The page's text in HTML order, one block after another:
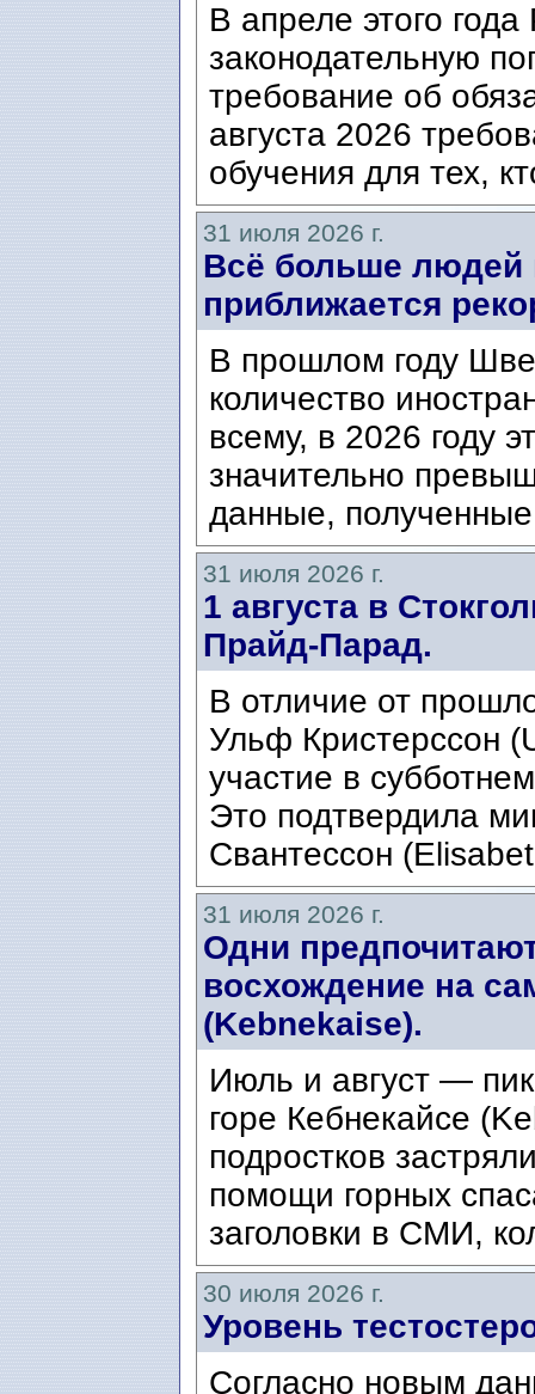
В апреле этого
законодательную
требование об
августа 2026
обучения для тех,
31 июля 2026 г.
Всё больше
приближается
В прошлом году
количество
всему, в 2026 году
значительно
данные,
31 июля 2026 г.
1 августа в
Прайд-Парад.
В отличие от
Ульф Кристерссон
участие в
Это подтвердила
Свантессон
31 июля 2026 г.
Одни
восхождение на
(Kebnekaise).
Июль и август — пик
горе Кебнекайсе
подростков
помощи горных
заголовки в СМИ,
30 июля 2026 г.
Уровень
Согласно новым